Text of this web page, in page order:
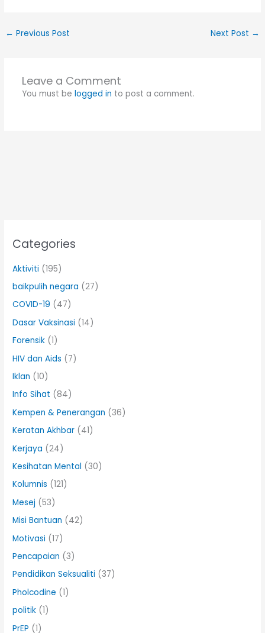
← Previous Post Next Post →
Leave a Comment
You must be logged in to post a comment.
Categories
Aktiviti (195)
baikpulih negara (27)
COVID-19 (47)
Dasar Vaksinasi (14)
Forensik (1)
HIV dan Aids (7)
Iklan (10)
Info Sihat (84)
Kempen & Penerangan (36)
Keratan Akhbar (41)
Kerjaya (24)
Kesihatan Mental (30)
Kolumnis (121)
Mesej (53)
Misi Bantuan (42)
Motivasi (17)
Pencapaian (3)
Pendidikan Seksualiti (37)
Pholcodine (1)
politik (1)
PrEP (1)